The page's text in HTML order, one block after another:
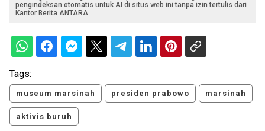
pengindeksan otomatis untuk AI di situs web ini tanpa izin tertulis dari
Kantor Berita ANTARA.
Tags:
museum marsinah presiden prabowo marsinah
aktivis buruh